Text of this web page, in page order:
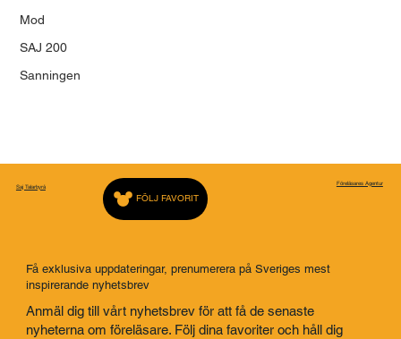
Mod
SAJ 200
Sanningen
Saj Talarbyrå Föreläsares Agentur
FÖLJ FAVORIT
Få exklusiva uppdateringar, prenumerera på Sveriges mest
inspirerande nyhetsbrev
Anmäl dig till vårt nyhetsbrev för att få de senaste
nyheterna om föreläsare. Följ dina favoriter och håll dig